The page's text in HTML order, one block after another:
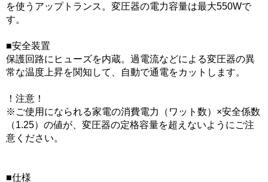
を使うアップトランス。変圧器の電力容量は最大550Wで
す。
■安全装置
保護回路にヒューズを内蔵。過電流などによる変圧器の異
常な温度上昇を関知して、自動で通電をカットします。
！注意！
※ご使用になられる家電の消費電力（ワット数）×安全係数
（1.25）の値が、変圧器の定格容量を超えないようにご注
意ください。
■仕様